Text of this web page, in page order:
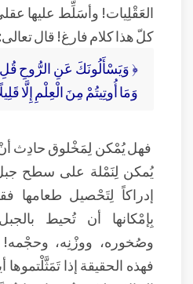
العَقْلِيات! وأسَلِّط عليها
كلّ هذا كلام فارغ! قال تعالى:
﴿ وَيَسْأَلُونَكَ عَنِ الرُّوحِ
وَمَا أُوتِيتُمْ مِنَ الْعِلْمِ إِلَّا
فهل يُمْكن لِمَخْلوق حادِث
يُمكن لِنَمْلة على سطح جبل
إدراكاً لِتَحْصيل طعامها
بِإمْكانها أن تُحيط
وصُخوره، ووزْنِه،
فهذه الحقيقة إذا تَمَثَّلْتموها